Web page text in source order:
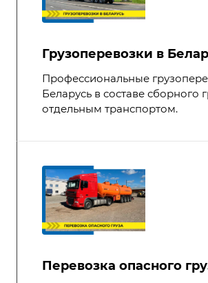
Грузоперевозки в
Профессиональные
Беларусь в составе сборного
отдельным транспортом.
Перевозка опасного